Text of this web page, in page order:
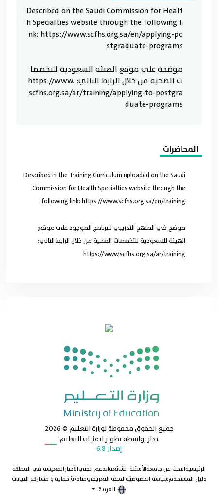
Described on the Saudi Commission for Healt
h Specialties website through the following li
nk: https://www.scfhs.org.sa/en/applying-po
stgraduate-programs
موضحة على موقع الهيئة السعودية للتخصصا
ت الصحية من خلال الرابط التالي: https://www.
scfhs.org.sa/ar/training/applying-to-postgra
duate-programs
المحاضرات
Described in the Training Curriculum uploaded on the Saudi
Commission for Health Specialties website through the
following link: https://www.scfhs.org.sa/en/training
موضح في المنهج التدريبي للبرنامج الموجود على موقع
الهيئة للسعودية للتخصصات الصحية من خلال الرابط التالي:
https://www.scfhs.org.sa/ar/training
جميع الحقوق محفوظة لوزارة التعليم © 2026
يدار بواسطة تطوير لتقنيات التعليم
إصدار
الرئيسيةالبحث عن جامعةالأسئلة الشائعةالدعم الفنيالأخبارالمعيشة في المملكة
دليل المستخدمسياسة الخصوصيّةالملف التعريفيمبادئ حماية و مشاركة البيانات
العربية